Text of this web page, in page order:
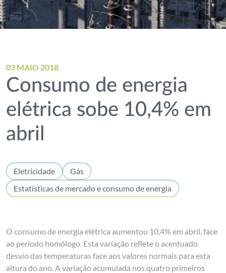
03 MAIO 2018
Consumo de energia
elétrica sobe 10,4% em
abril
Eletricidade
Gás
Estatísticas de mercado e consumo de energia
O consumo de energia elétrica aumentou 10,4% em abril, face
ao período homólogo. Esta variação reflete o acentuado
desvio das temperaturas face aos valores normais para esta
altura do ano. A variação acumulada nos quatro primeiros